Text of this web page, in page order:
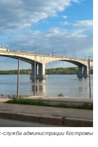
служба администрации Костромы